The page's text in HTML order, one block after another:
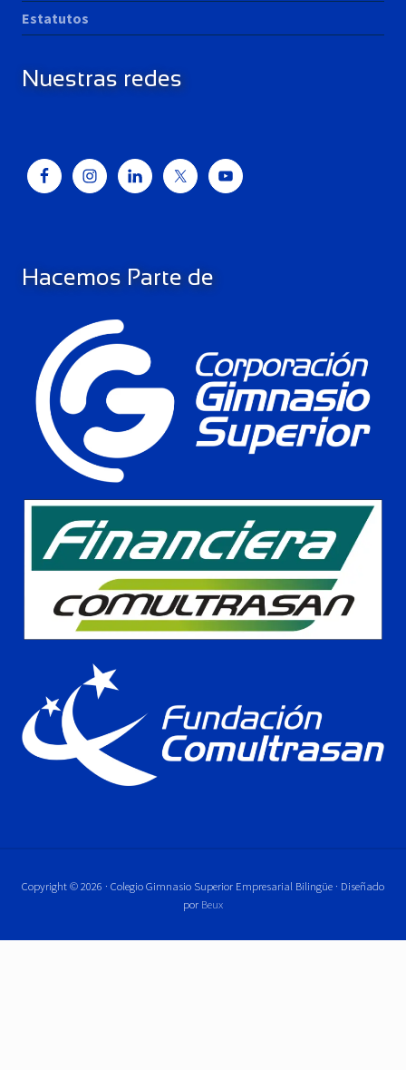
Estatutos
Nuestras redes
Hacemos Parte de
Copyright © 2026 · Colegio Gimnasio Superior Empresarial Bilingüe · Diseñado
por Beux